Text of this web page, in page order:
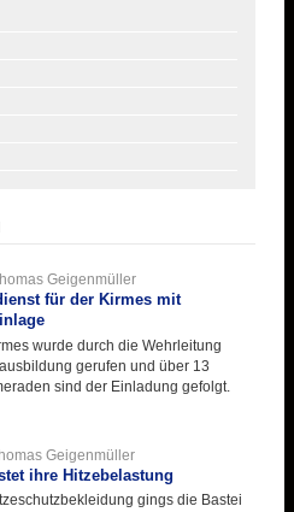
Geigenmüller
für der Kirmes mit
wurde durch die Wehrleitung
gerufen und über 13
sind der Einladung gefolgt.
Geigenmüller
ihre Hitzebelastung
gings die Bastei